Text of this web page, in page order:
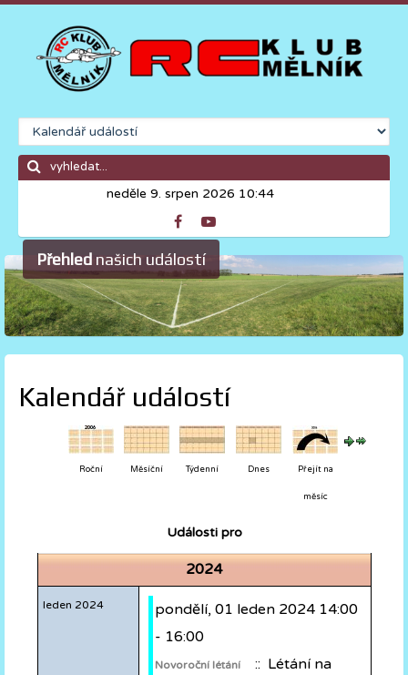
neděle 9. srpen 2026 10:44
Přehled našich událostí
Kalendář událostí
Roční Měsíční Týdenní Dnes Přejít na
měsíc
Události pro
2024
leden 2024
pondělí, 01 leden 2024 14:00
- 16:00
Novoroční létání
:: Létání na